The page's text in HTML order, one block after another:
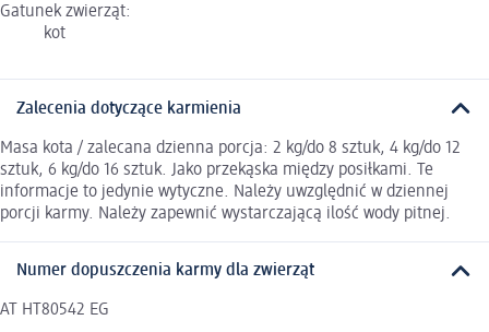
Gatunek zwierząt:
kot
Zalecenia dotyczące karmienia
Masa kota / zalecana dzienna porcja: 2 kg/do 8 sztuk, 4 kg/do 12
sztuk, 6 kg/do 16 sztuk. Jako przekąska między posiłkami. Te
informacje to jedynie wytyczne. Należy uwzględnić w dziennej
porcji karmy. Należy zapewnić wystarczającą ilość wody pitnej.
Numer dopuszczenia karmy dla zwierząt
AT HT80542 EG